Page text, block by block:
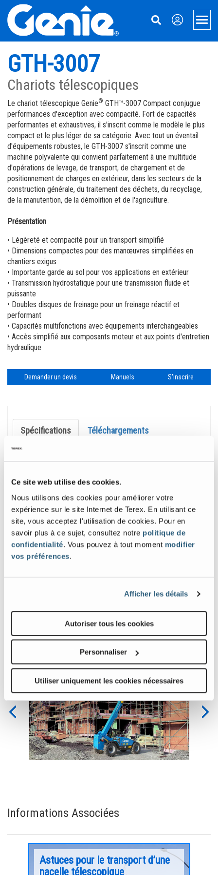
Ce site web utilise des cookies.
Nous utilisons des cookies pour améliorer votre
expérience sur le site Internet de Terex. En utilisant ce
site, vous acceptez l'utilisation de cookies. Pour en
savoir plus à ce sujet, consultez notre politique de
confidentialité. Vous pouvez à tout moment modifier
vos préférences.
Afficher les détails
Autoriser tous les cookies
Personnaliser
Utiliser uniquement les cookies nécessaires
Main
Navigation
Main
Content
Footer
Menu
Nacelles élévatrices
Nacelles Xtra Capacity
Nacelles articulées
Accessoires pour Nacelles & Ciseaux
Ciseaux électriques
Ciseaux Automoteurs Tout-Terrain
Elévateurs de personnes (portatifs)
Nacelles à mât vertical
Manutention
Élévateurs de charges Push Around
Financement
Pièces de rechange
Services
Manuels
Sécurité
Formation
Logiciel interne
Garantie et Enregistrement Produit
BIM - Building Information Modeling
Genie Lift Connect Telematics
Outils marketing
À propos de Genie
Notre histoire
Presse et médias
Nous contacter
Sites
Fournisseurs
Carrière
Venez découvrir Terex.com
Relations investisseurs de Terex
Aerial Pros
Applications
Steel Erectors
Glass
entrepôt
GTH-3007
Chariots télescopiques
Le chariot télescopique Genie® GTH™-3007 Compact conjugue
performances d'exception avec compacité. Fort de capacités
performantes et exhaustives, il s'inscrit comme le modèle le plus
compact et le plus léger de sa catégorie. Avec tout un éventail
d'équipements robustes, le GTH-3007 s'inscrit comme une
machine polyvalente qui convient parfaitement à une multitude
d'opérations de levage, de transport, de chargement et de
positionnement de charges en extérieur, dans les secteurs de la
construction générale, du traitement des déchets, du recyclage,
de la manutention, de la démolition et de l'agriculture.
Présentation
• Légèreté et compacité pour un transport simplifié
• Dimensions compactes pour des manœuvres simplifiées en
chantiers exigus
• Importante garde au sol pour vos applications en extérieur
• Transmission hydrostatique pour une transmission fluide et
puissante
• Doubles disques de freinage pour un freinage réactif et
performant
• Capacités multifonctions avec équipements interchangeables
• Accès simplifié aux composants moteur et aux points d'entretien
hydraulique
Demander un devis Manuels S'inscrire
Spécifications Téléchargements
Abaque de Charge
Specification Value
Capacité de charge max.
Hauteur d'élévation max. 22 ft 7 in | 6,89 m
Portée avant max. 13 ft 1 in| 3,99 m
Capacité à hauteur max. 5 511 lb| 2 500 kg
Capacité à portée max.
Galerie d'images et de vidéos
Previous
gth-
3007_8
Image
gth-
Informations Associées
Astuces pour le transport d’une
nacelle télescopique